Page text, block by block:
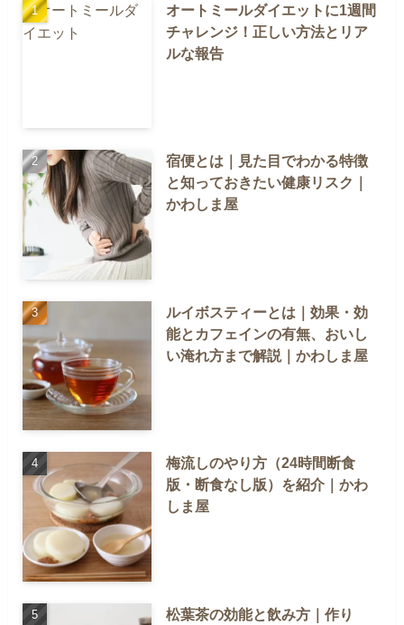
オートミールダイエットに1週間
チャレンジ！正しい方法とリア
ルな報告
宿便とは｜見た目でわかる特徴
と知っておきたい健康リスク｜
かわしま屋
ルイボスティーとは｜効果・効
能とカフェインの有無、おいし
い淹れ方まで解説｜かわしま屋
梅流しのやり方（24時間断食
版・断食なし版）を紹介｜かわ
しま屋
松葉茶の効能と飲み方｜作り